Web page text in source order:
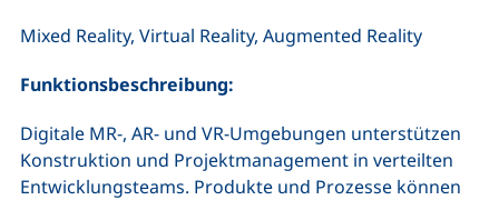
Mixed Reality, Virtual Reality, Augmented Reality
Funktionsbeschreibung:
Digitale MR-, AR- und VR-Umgebungen unterstützen
Konstruktion und Projektmanagement in verteilten
Entwicklungsteams. Produkte und Prozesse können